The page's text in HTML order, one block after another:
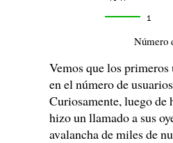
Número
Vemos que los
en el número de
Curiosamente, luego
hizo un llamado a sus
avalancha de miles de